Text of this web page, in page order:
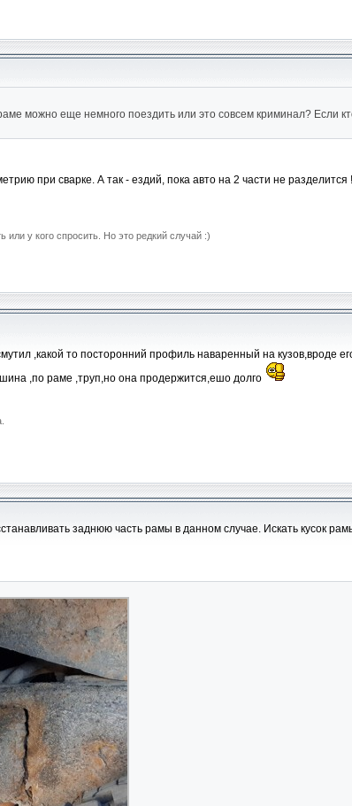
можно еще немного поездить или это совсем криминал? Если
при сварке. А так - ездий, пока авто на 2 части не разделится !
или у кого спросить. Но это редкий случай :)
,какой то посторонний профиль наваренный на кузов,вроде
,по раме ,труп,но она продержится,ешо долго
заднюю часть рамы в данном случае. Искать кусок